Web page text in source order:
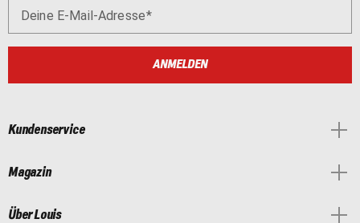
Deine E-Mail-Adresse
ANMELDEN
Kundenservice
Magazin
Über Louis